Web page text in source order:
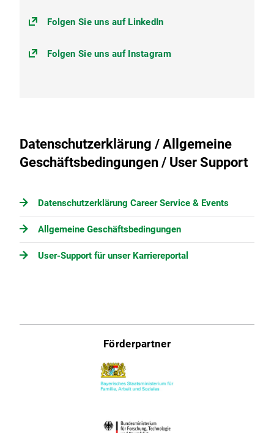
Folgen Sie uns auf LinkedIn
Folgen Sie uns auf Instagram
Datenschutzerklärung / Allgemeine
Geschäftsbedingungen / User Support
Datenschutzerklärung Career Service & Events
Allgemeine Geschäftsbedingungen
User-Support für unser Karriereportal
Förderpartner